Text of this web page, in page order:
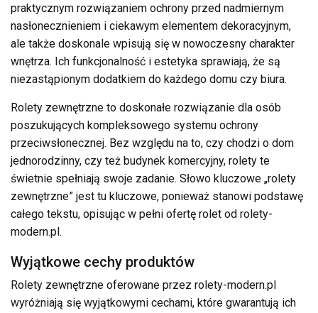
praktycznym rozwiązaniem ochrony przed nadmiernym
nasłonecznieniem i ciekawym elementem dekoracyjnym,
ale także doskonale wpisują się w nowoczesny charakter
wnętrza. Ich funkcjonalność i estetyka sprawiają, że są
niezastąpionym dodatkiem do każdego domu czy biura.
Rolety zewnętrzne to doskonałe rozwiązanie dla osób
poszukujących kompleksowego systemu ochrony
przeciwsłonecznej. Bez względu na to, czy chodzi o dom
jednorodzinny, czy też budynek komercyjny, rolety te
świetnie spełniają swoje zadanie. Słowo kluczowe „rolety
zewnętrzne” jest tu kluczowe, ponieważ stanowi podstawę
całego tekstu, opisując w pełni ofertę rolet od rolety-
modern.pl.
Wyjątkowe cechy produktów
Rolety zewnętrzne oferowane przez rolety-modern.pl
wyróżniają się wyjątkowymi cechami, które gwarantują ich